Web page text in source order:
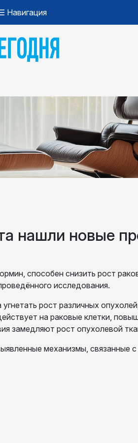
Навигация
нашли новые
способен снизить рост
исследования.
рост различных
на раковые клетки,
замедляют рост опухолевой
механизмы, связанные